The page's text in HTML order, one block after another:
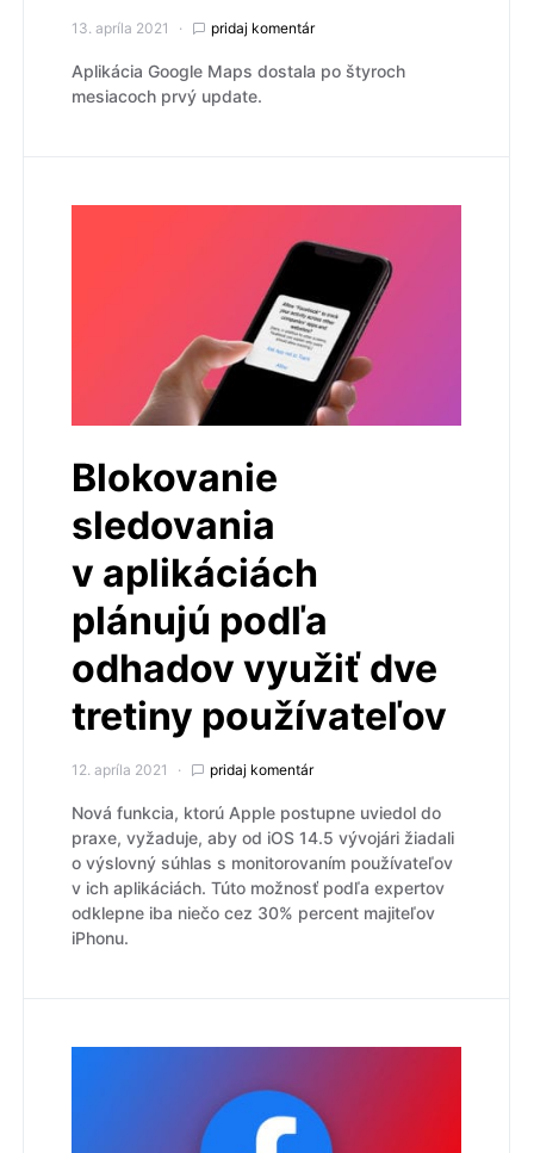
13. apríla 2021 pridaj komentár
Aplikácia Google Maps dostala po štyroch
mesiacoch prvý update.
Blokovanie
sledovania
v aplikáciách
plánujú podľa
odhadov využiť dve
tretiny používateľov
12. apríla 2021 pridaj komentár
Nová funkcia, ktorú Apple postupne uviedol do
praxe, vyžaduje, aby od iOS 14.5 vývojári žiadali
o výslovný súhlas s monitorovaním používateľov
v ich aplikáciách. Túto možnosť podľa expertov
odklepne iba niečo cez 30% percent majiteľov
iPhonu.